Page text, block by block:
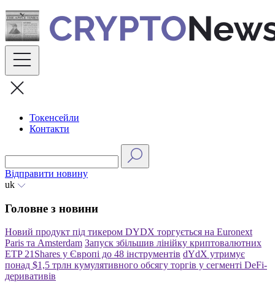
Skip
to
content
Токенсейли
Контакти
Відправити новину
uk
Головне з новини
Новий продукт під тикером DYDX торгується на Euronext
Paris та Amsterdam Запуск збільшив лінійку криптовалютних
ETP 21Shares у Європі до 48 інструментів dYdX утримує
понад $1,5 трлн кумулятивного обсягу торгів у сегменті DeFi-
деривативів